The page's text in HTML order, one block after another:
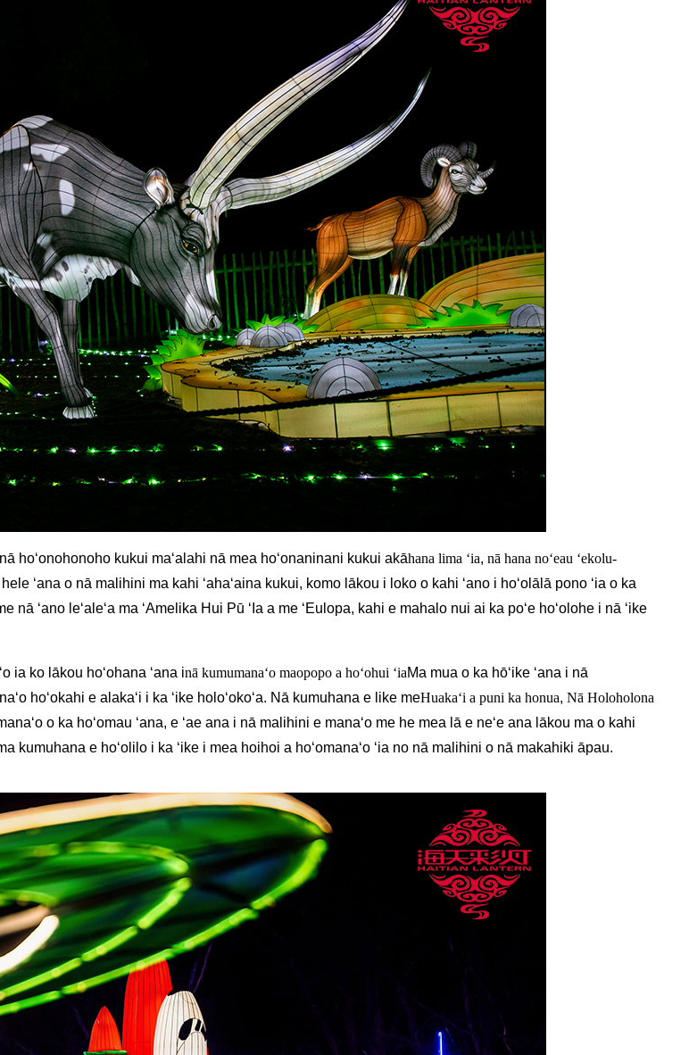
nā ​​hoʻonohonoho kukui maʻalahi nā mea hoʻonaninani kukui akāhana lima ʻia, nā hana noʻeau ʻekolu-
ʻana o nā malihini ma kahi ʻahaʻaina kukui, komo lākou i loko o kahi ʻano i hoʻolālā pono ʻia o ka
ʻano leʻaleʻa ma ʻAmelika Hui Pū ʻIa a me ʻEulopa, kahi e mahalo nui ai ka poʻe hoʻolohe i nā ʻike
ia ko lākou hoʻohana ʻana inā kumumanaʻo maopopo a hoʻohui ʻiaMa mua o ka hōʻike ʻana i nā
hoʻokahi e alakaʻi i ka ʻike holoʻokoʻa. Nā kumuhana e like meHuakaʻi a puni ka honua, Nā Holoholona
o ka hoʻomau ʻana, e ʻae ana i nā malihini e manaʻo me he mea lā e neʻe ana lākou ma o kahi
kumuhana e hoʻolilo i ka ʻike i mea hoihoi a hoʻomanaʻo ʻia no nā malihini o nā makahiki āpau.